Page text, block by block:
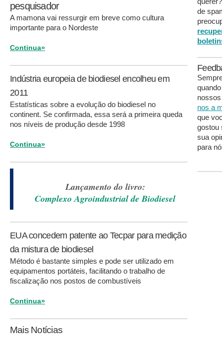
pesquisador
A mamona vai ressurgir em breve como cultura
importante para o Nordeste
Continua»
Indústria europeia de biodiesel encolheu em
2011
Estatísticas sobre a evolução do biodiesel no
continent. Se confirmada, essa será a primeira queda
nos níveis de produção desde 1998
Continua»
Lançamento do livro:
Complexo Agroindustrial de Biodiesel
EUA concedem patente ao Tecpar para medição
da mistura de biodiesel
Método é bastante simples e pode ser utilizado em
equipamentos portáteis, facilitando o trabalho de
fiscalização nos postos de combustíveis
Continua»
Mais Notícias
de
nos a
que
gostou
sua
para